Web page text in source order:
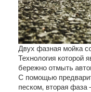
Двух фазная мойка
Технология которой
бережно отмыть
С помощью
песком, вторая